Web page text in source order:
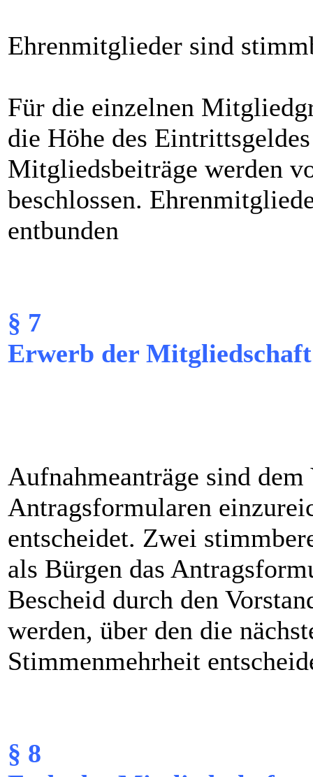
Ehrenmitglieder sind
Für die einzelnen
die Höhe des
Mitgliedsbeiträge werden
beschlossen.
entbunden
§ 7
Erwerb der Mitgliedschaft
Aufnahmeanträge sind dem
Antragsformularen
entscheidet. Zwei
als Bürgen das
Bescheid durch den
werden, über den die
Stimmenmehrheit
§ 8